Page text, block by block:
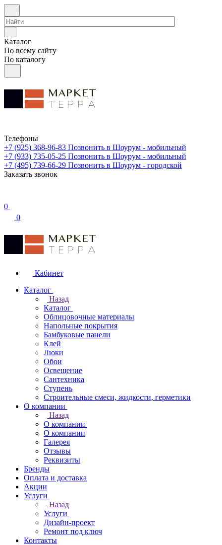
Каталог
По всему сайту
По каталогу
Телефоны
+7 (925) 368-96-83 Позвонить в Шоурум - мобильный
+7 (933) 735-05-25 Позвонить в Шоурум - мобильный
+7 (495) 739-66-29 Позвонить в Шоурум - городской
Заказать звонок
0
0
Кабинет
Каталог
Назад
Каталог
Облицовочные материалы
Напольные покрытия
Бамбуковые панели
Клей
Люки
Обои
Освещение
Сантехника
Ступень
Строительные смеси, жидкости, герметики
О компании
Назад
О компании
О компании
Галерея
Отзывы
Реквизиты
Бренды
Оплата и доставка
Акции
Услуги
Назад
Услуги
Дизайн-проект
Ремонт под ключ
Контакты